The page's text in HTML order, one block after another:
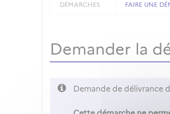
DÉMARCHES FAIRE UNE
Demander la
Demande de délivrance